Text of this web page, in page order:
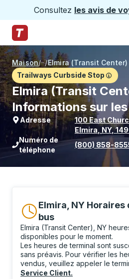
Consultez les avis de
Page d'accueil des sentiers
Maison/ /Elmira (Transit Center)
Trailways Curbside Stop
Elmira (Transit
Informations sur
Adresse 100 East
Elmira NY,
Voir
Numéro de
téléphone
(800) 858-
Elmira, NY
bus
Elmira (Transit Center), NY
disponibles pour le moment.
Les heures de terminal sont
sans préavis. Pour vérifier les
vendus, veuillez appeler le
Service Client.